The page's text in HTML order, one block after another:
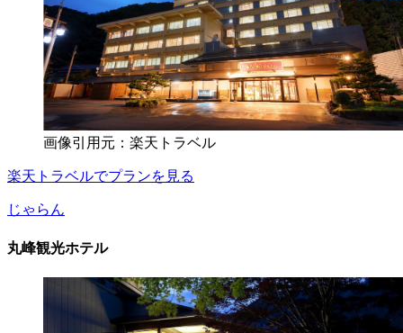
画像引用元：楽天トラベル
楽天トラベルでプランを見る
じゃらん
丸峰観光ホテル